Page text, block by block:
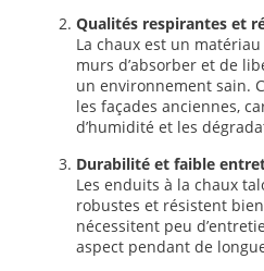
Qualités respirantes et
La chaux est un
murs d’absorber et de
un environnement sain.
les façades anciennes,
d’humidité et les
Durabilité et faible
Les enduits à la chaux
robustes et résistent
nécessitent peu
aspect pendant de